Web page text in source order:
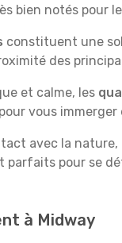
bien notés pour
constituent une
des
et calme, les
vous immerger
avec la nature,
pour se
à Midway